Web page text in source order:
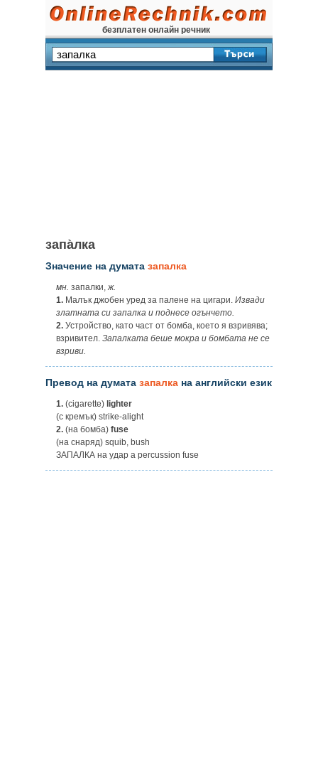
безплатен онлайн речник
запа̀лка
Значение на думата запалка
мн. запалки,ж.
1. Малък джобен уред за палене на цигари. Извади
златната си запалка и поднесе огънчето.
2. Устройство, като част от бомба, което я взривява;
взривител. Запалката беше мокра и бомбата не се
взриви.
Превод на думата запалка на английски език
1. (cigarette) lighter
(с кремък) strike-alight
2. (на бомба) fuse
(на снаряд) squib, bush
ЗАПАЛКА на удар a percussion fuse